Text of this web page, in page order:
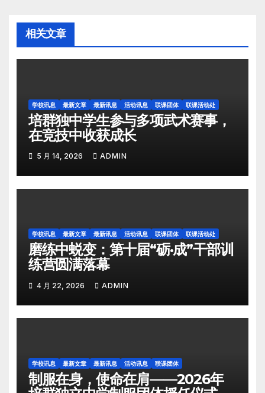
相关文章
学校讯息 最新文章 最新讯息 活动讯息 联课团体 联课活动处
培群独中学生参与多项武术赛事，
在竞技中收获成长
5 月 14, 2026 ADMIN
学校讯息 最新文章 最新讯息 活动讯息 联课团体 联课活动处
磨练中蜕变：第十届“砺·成”干部训
练营圆满落幕
4 月 22, 2026 ADMIN
学校讯息 最新文章 最新讯息 活动讯息 联课团体
制服在身，使命在肩——2026年